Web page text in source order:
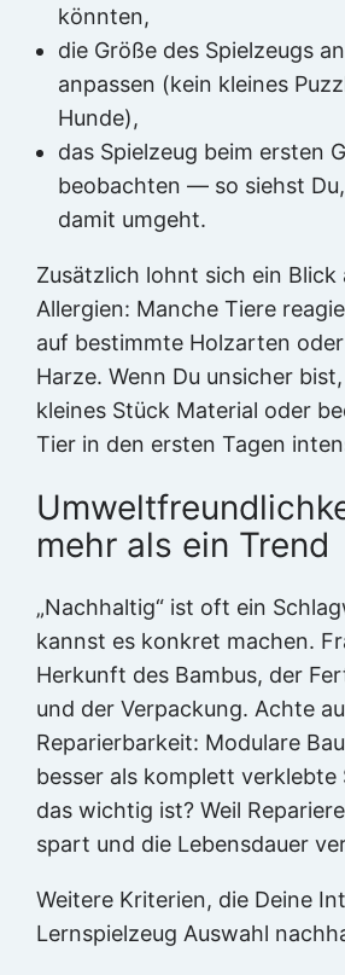
könnten,
die Größe des Spielzeugs
anpassen (kein kleines
Hunde),
das Spielzeug beim ersten
beobachten — so siehst
damit umgeht.
Zusätzlich lohnt sich ein Blick
Allergien: Manche Tiere
auf bestimmte Holzarten
Harze. Wenn Du unsicher
kleines Stück Material oder
Tier in den ersten Tagen
mehr als ein Trend
„Nachhaltig“ ist oft ein
kannst es konkret machen.
Herkunft des Bambus, der
und der Verpackung. Achte
Reparierbarkeit: Modulare
besser als komplett verklebte
das wichtig ist? Weil
spart und die Lebensdauer
Weitere Kriterien, die Deine
Lernspielzeug Auswahl